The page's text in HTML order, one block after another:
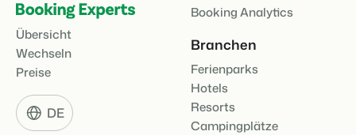
Übersicht
Wechseln
Preise
DE
Booking Analytics
Branchen
Ferienparks
Hotels
Resorts
Campingplätze